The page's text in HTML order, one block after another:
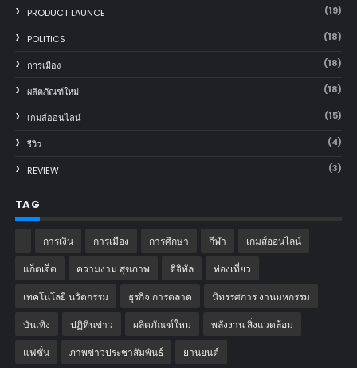
PRODUCT LAUNCE (19)
POLITICS (18)
การเมือง (18)
ผลิตภัณฑ์ใหม่ (18)
เกมส์ออนไลน์ (15)
รีวิว (4)
REVIEW (3)
TAG
การเงิน การเมือง การศึกษา กีฬา เกมส์ออนไลน์
แก็ตเจ็ต ความงาม สุขภาพ ดิจิทัล ท่องเที่ยว
เทคโนโลยี นวัตกรรม ธุรกิจ การตลาด นิทรรศการ งานมหกรรม
บันเทิง ปฏิทินข่าว ผลิตภัณฑ์ใหม่ พลังงาน สิ่งแวดล้อม
แฟชั่น ภาพข่าวประชาสัมพันธ์ ‎ยานยนต์‎